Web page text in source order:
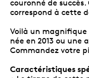
couronné de
correspond à cette
Voilà un
née en 2013 ou une
Commandez votre
Caractéristiques